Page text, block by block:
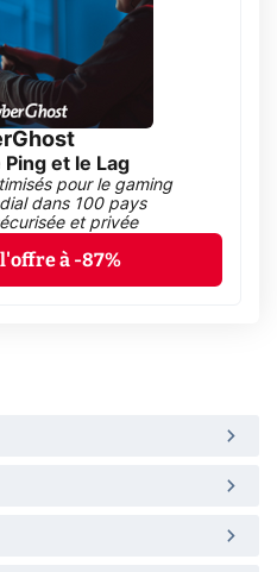
Ping et le Lag
pour le gaming
dans 100 pays
et privée
à -87%